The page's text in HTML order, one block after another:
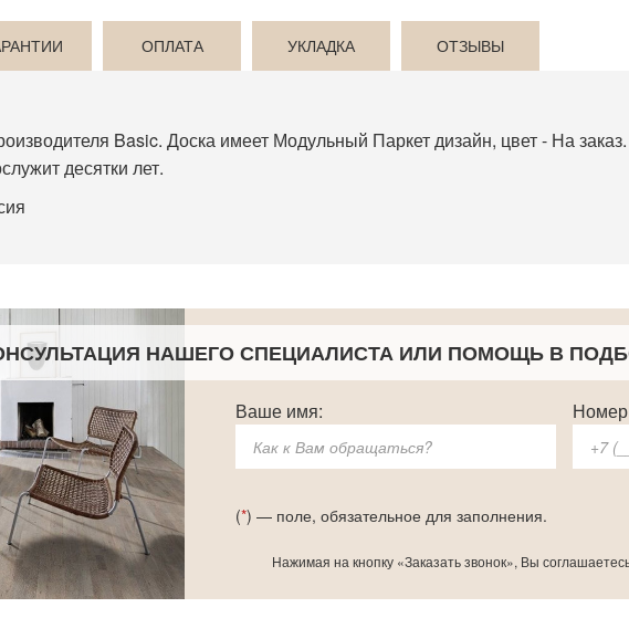
ОПЛАТА УКЛАДКА ОТЗЫВЫ
Basic. Доска имеет Модульный Паркет дизайн, цвет - На
десятки лет.
НАШЕГО СПЕЦИАЛИСТА ИЛИ ПОМОЩЬ В
Ваше имя:
(*) — поле, обязательное для заполнения.
Нажимая на кнопку «Заказать звонок», Вы